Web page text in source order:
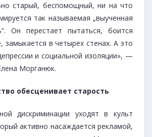
старый, беспомощный, ни на что
так называемая „выученная
Он перестает пытаться, боится
замыкается в четырех стенах. А это
и социальной изоляции», —
Морганюк.
обесценивает старость
дискриминации уходят в культ
активно насаждается рекламой,